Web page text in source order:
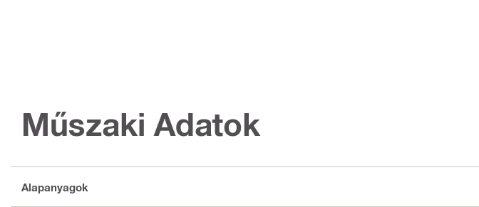
Műszaki Adatok
Alapanyagok